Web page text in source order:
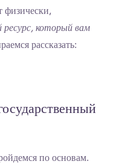
физически,
который вам
рассказать:
по основам.